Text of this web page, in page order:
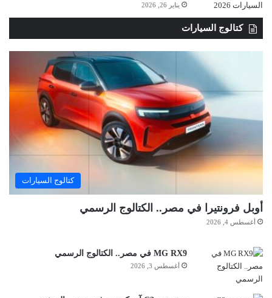
يناير 26, 2026
كتالوج السيارات
كتالوج السيارات
أوبل فرونتيرا في مصر.. الكتالوج الرسمي
أغسطس 4, 2026
MG RX9 في مصر.. الكتالوج الرسمي
أغسطس 3, 2026